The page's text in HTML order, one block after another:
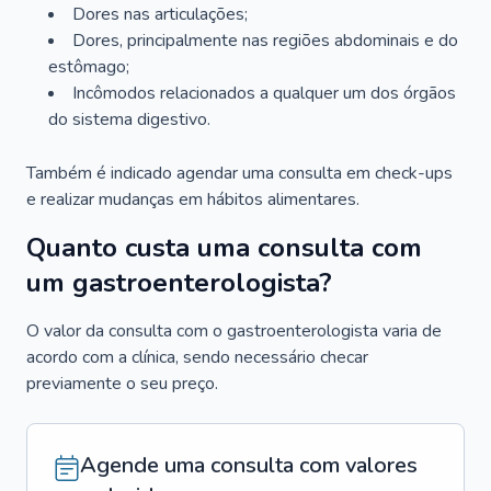
Dores nas articulações;
Dores, principalmente nas regiões abdominais e do
estômago;
Incômodos relacionados a qualquer um dos órgãos
do sistema digestivo.
Também é indicado agendar uma consulta em check-ups
e realizar mudanças em hábitos alimentares.
Quanto custa uma consulta com
um gastroenterologista?
O valor da consulta com o gastroenterologista varia de
acordo com a clínica, sendo necessário checar
previamente o seu preço.
Agende uma consulta com valores